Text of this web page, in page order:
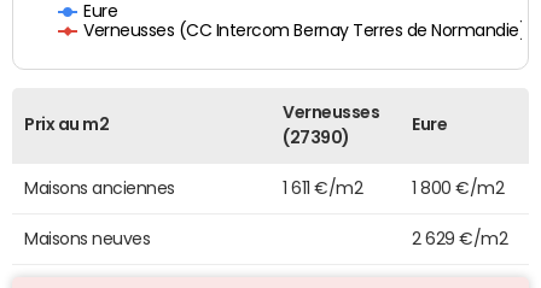
Eure
Verneusses (CC Intercom Bernay Terres de Normandie)
Prix au m2
Verneusses
(27390)
Eure
Maisons anciennes 1 611 €/m2 1 800 €/m2
Maisons neuves 2 629 €/m2